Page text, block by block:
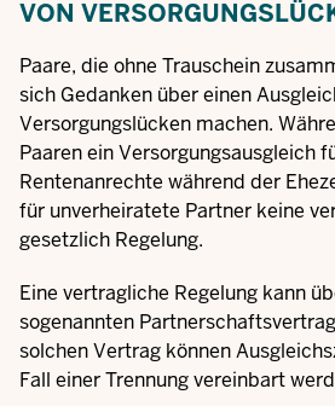
VON
Paare, die ohne Trauschein
sich Gedanken über einen
Versorgungslücken machen.
Paaren ein Versorgungsausgleich
Rentenanrechte während der
für unverheiratete Partner keine
gesetzlich Regelung.
Eine vertragliche Regelung kann
sogenannten
solchen Vertrag können
Fall einer Trennung vereinbart